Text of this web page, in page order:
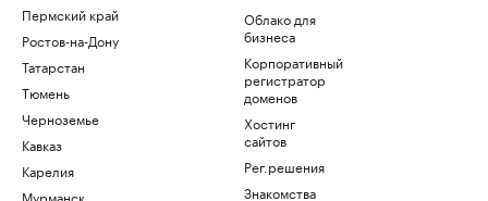
Пермский край
Ростов-на-Дону
Татарстан
Тюмень
Черноземье
Кавказ
Карелия
Мурманск
Облако для
бизнеса
Корпоративный
регистратор
доменов
Хостинг
сайтов
Рег.решения
Знакомства